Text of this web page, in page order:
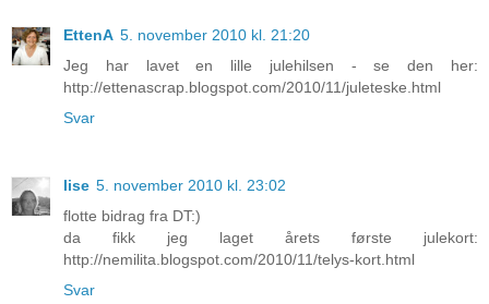
EttenA 5. november 2010 kl. 21:20
Jeg har lavet en lille julehilsen - se den her:
http://ettenascrap.blogspot.com/2010/11/juleteske.html
Svar
lise 5. november 2010 kl. 23:02
flotte bidrag fra DT:)
da fikk jeg laget årets første julekort:
http://nemilita.blogspot.com/2010/11/telys-kort.html
Svar